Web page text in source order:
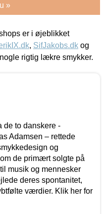
»
er i øjeblikket
, SifJakobs.dk og
rigtig lækre smykker.
de to danskere -
Adamsen – rettede
og
de primært solgte på
musik og mennesker
deres spontanitet,
værdier. Klik her for